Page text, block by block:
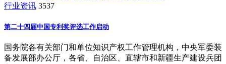
行业资讯 3537
第二十四届中国专利奖评选工作启动
国务院各有关部门和单位知识产权工作管理机构，中央军委装
备发展部办公厅，各省、自治区、直辖市和新疆生产建设兵团